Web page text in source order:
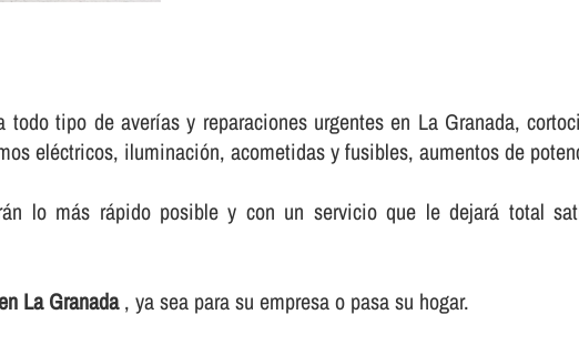
tipo de averí­as y reparaciones urgentes en La Granada,
eléctricos, iluminación, acometidas y fusibles, aumentos de
lo más rápido posible y con un servicio que le dejará total
La Granada, ya sea para su empresa o pasa su hogar.